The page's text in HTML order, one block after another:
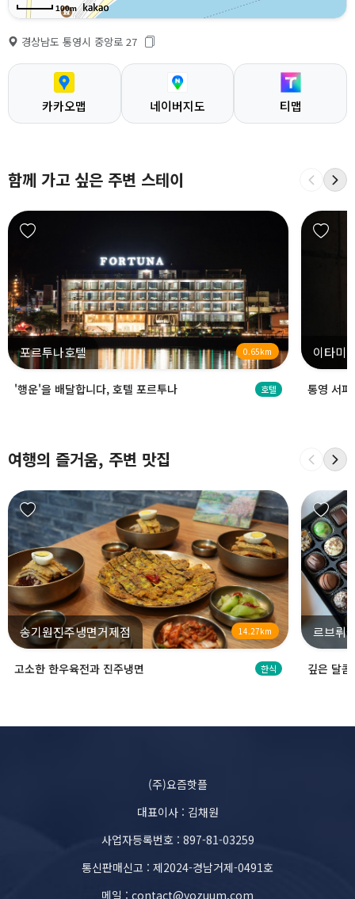
100m
경상남도 통영시 중앙로 27
카카오맵 네이버지도 티맵
함께 가고 싶은 주변 스테이
포르투나호텔 0.65km
'행운'을 배달합니다, 호텔 포르투나 호텔
이타미
통영 서
여행의 즐거움, 주변 맛집
송기원진주냉면거제점 14.27km
고소한 한우육전과 진주냉면 한식
르브뤼
깊은 달
(주)요즘핫플
대표이사 : 김채원
사업자등록번호 : 897-81-03259
통신판매신고 : 제2024-경남거제-0491호
메일 : contact@yozuum.com